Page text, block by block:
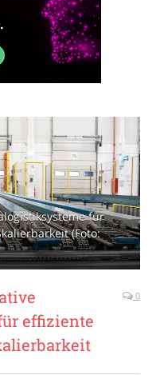
für
(Foto:
effiziente
0